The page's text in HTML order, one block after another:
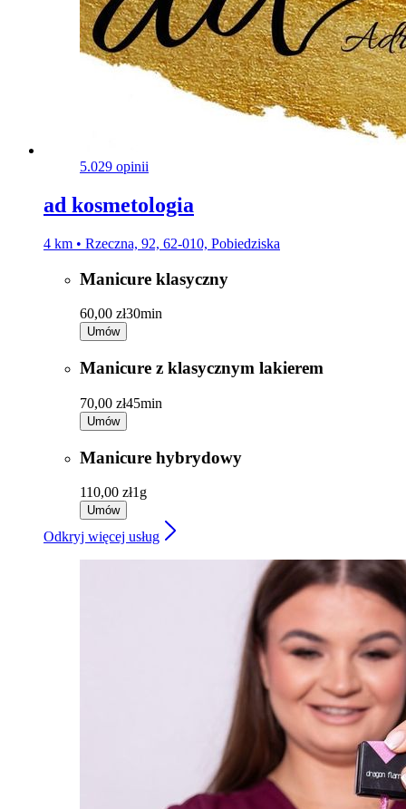
5.029 opinii
ad kosmetologia
4 km • Rzeczna, 92, 62-010, Pobiedziska
Manicure klasyczny
60,00 zł30min
Umów
Manicure z klasycznym lakierem
70,00 zł45min
Umów
Manicure hybrydowy
110,00 zł1g
Umów
Odkryj więcej usług